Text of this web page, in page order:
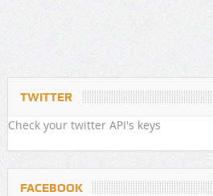
TWITTER
Check your twitter API's keys
FACEBOOK